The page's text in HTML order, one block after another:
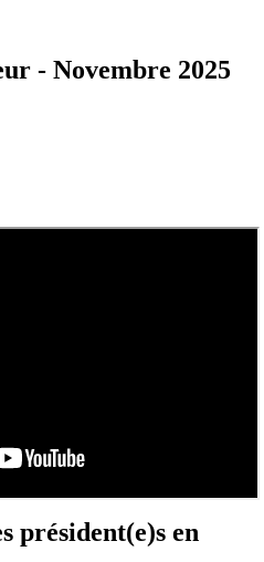
- Novembre 2025
président(e)s en